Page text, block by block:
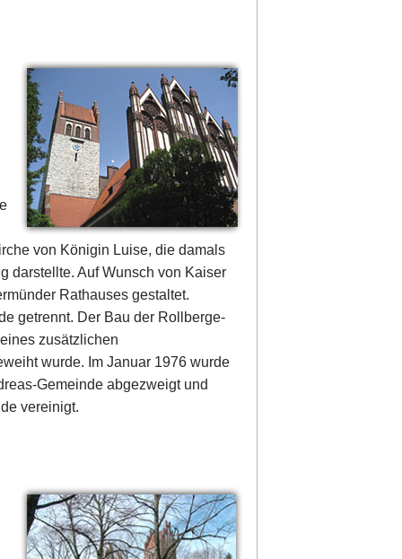
von Königin Luise, die damals
darstellte. Auf Wunsch von Kaiser
Rathauses gestaltet.
getrennt. Der Bau der Rollberge-
zusätzlichen
wurde. Im Januar 1976 wurde
Gemeinde abgezweigt und
vereinigt.